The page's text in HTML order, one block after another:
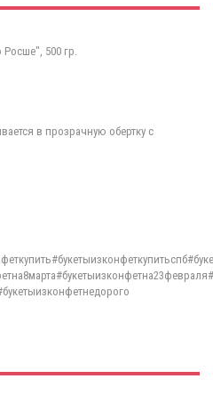
500 гр.
в прозрачную обертку с